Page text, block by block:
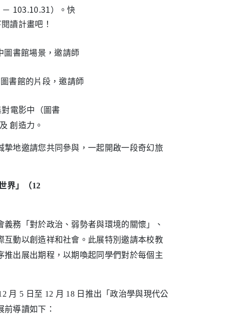
103.10.31）。快
讀計畫吧！
書館場景，邀請師
書館的片段，邀請師
電影中（圖書
創造力。
摯地邀請您共同參與，一起開啟一段奇幻旅
界」（12
務「對於政治、弱勢者與環境的關懷」、
動以創造祥和社會。此展特別邀請本校教
出展出期程，以期喚起同學們對於每個主
月 5 日至 12 月 18 日推出「政治學與現代公
導讀如下：